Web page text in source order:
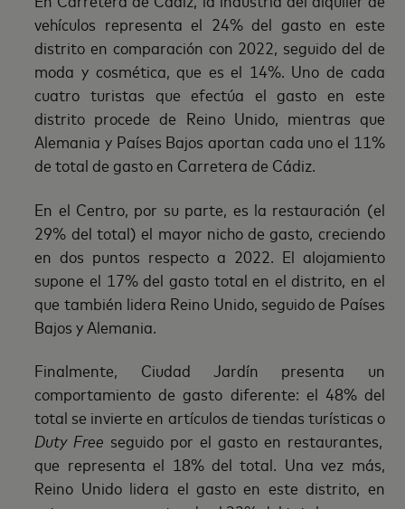
vehículos representa el 24% del gasto en este
distrito en comparación con 2022, seguido del de
moda y cosmética, que es el 14%. Uno de cada
cuatro turistas que efectúa el gasto en este
distrito procede de Reino Unido, mientras que
Alemania y Países Bajos aportan cada uno el 11%
de total de gasto en Carretera de Cádiz.
En el Centro, por su parte, es la restauración (el
29% del total) el mayor nicho de gasto, creciendo
en dos puntos respecto a 2022. El alojamiento
supone el 17% del gasto total en el distrito, en el
que también lidera Reino Unido, seguido de Países
Bajos y Alemania.
Finalmente, Ciudad Jardín presenta un
comportamiento de gasto diferente: el 48% del
total se invierte en artículos de tiendas turísticas o
Duty Free seguido por el gasto en restaurantes,
que representa el 18% del total. Una vez más,
Reino Unido lidera el gasto en este distrito, en